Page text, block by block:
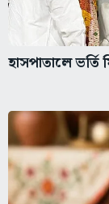
হাসপাতালে